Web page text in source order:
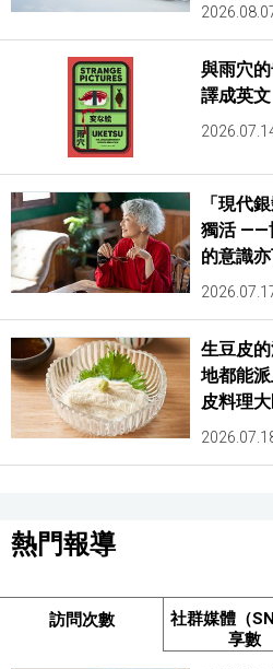
與雨穴
譯成英文
「現代
獨活 ——
的意識
生豆皮
地都能
皮料理
熱門報導
訪問次數
社群媒體（
享數